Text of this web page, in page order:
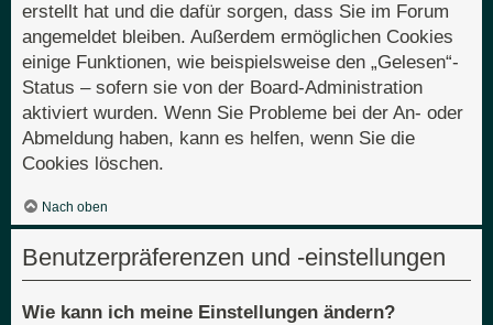
erstellt hat und die dafür sorgen, dass Sie im Forum
angemeldet bleiben. Außerdem ermöglichen Cookies
einige Funktionen, wie beispielsweise den „Gelesen“-
Status – sofern sie von der Board-Administration
aktiviert wurden. Wenn Sie Probleme bei der An- oder
Abmeldung haben, kann es helfen, wenn Sie die
Cookies löschen.
Nach oben
Benutzerpräferenzen und -einstellungen
Wie kann ich meine Einstellungen ändern?